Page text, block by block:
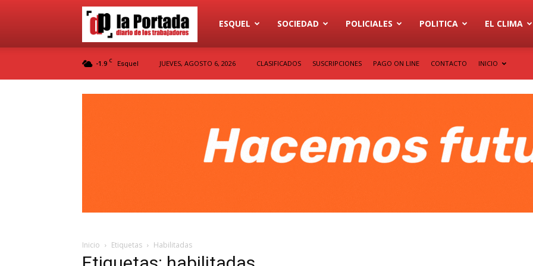
Diario
La
ESQUEL SOCIEDAD POLICIALES POLITICA EL CLIMA
-1.9 C Esquel JUEVES, AGOSTO 6, 2026 CLASIFICADOS SUSCRIPCIONES PAGO ON LINE CONTACTO INICIO
Inicio Etiquetas Habilitadas